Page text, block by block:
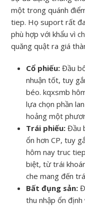
một trong quánh
tiep. Họ suport rất
phù hợp với khẩu vì
quăng quật ra giá
Cổ phiếu: Đầu
nhuận tốt, tuy
béo. kqxsmb
lựa chọn phần
hoảng một
Trái phiếu: Đầu
ổn hơn CP, tuy
hôm nay truc
biệt, từ trái
che mang đến
Bất đụng sản:
thu nhập ổn